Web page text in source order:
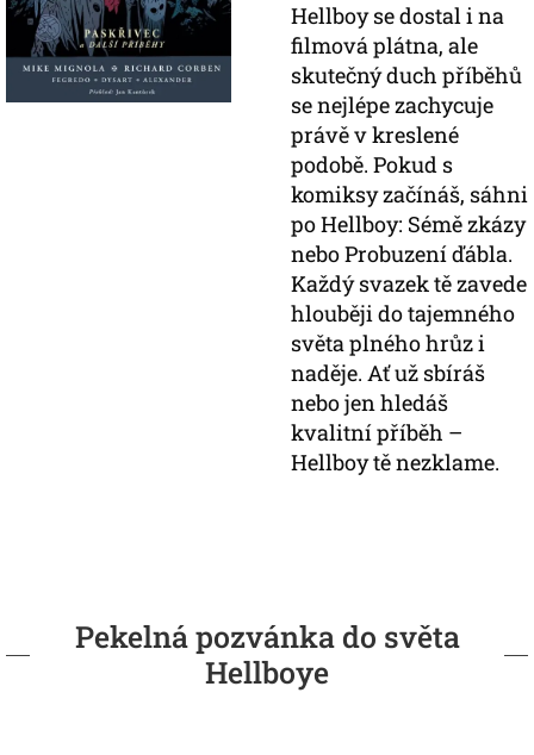
Hellboy se dostal i na
filmová plátna, ale
skutečný duch příběhů
se nejlépe zachycuje
právě v kreslené
podobě. Pokud s
komiksy začínáš, sáhni
po Hellboy: Sémě zkázy
nebo Probuzení ďábla.
Každý svazek tě zavede
hlouběji do tajemného
světa plného hrůz i
naděje. Ať už sbíráš
nebo jen hledáš
kvalitní příběh –
Hellboy tě nezklame.
Pekelná pozvánka do světa
Hellboye